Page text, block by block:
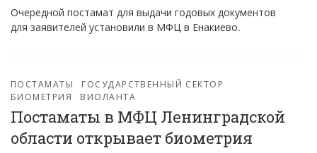
Очередной постамат для выдачи годовых документов
для заявителей установили в МФЦ в Енакиево.
ПОСТАМАТЫ
ГОСУДАРСТВЕННЫЙ СЕКТОР
БИОМЕТРИЯ
ВИОЛАНТА
Постаматы в МФЦ Ленинградской
области открывает биометрия